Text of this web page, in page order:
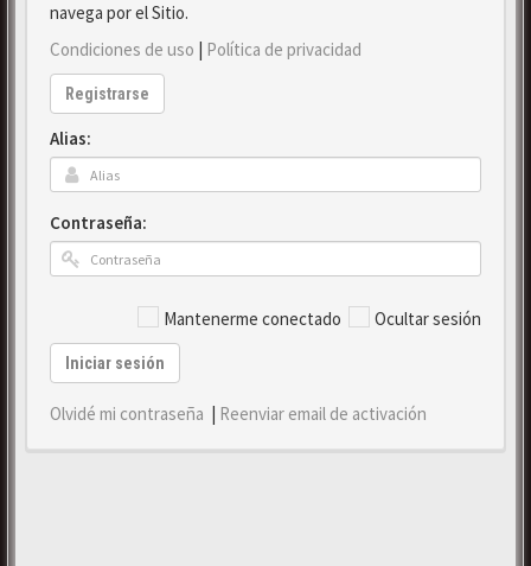
navega por el Sitio.
Condiciones de uso | Política de privacidad
Registrarse
Alias:
Contraseña:
Mantenerme conectado Ocultar sesión
Iniciar sesión
Olvidé mi contraseña | Reenviar email de activación